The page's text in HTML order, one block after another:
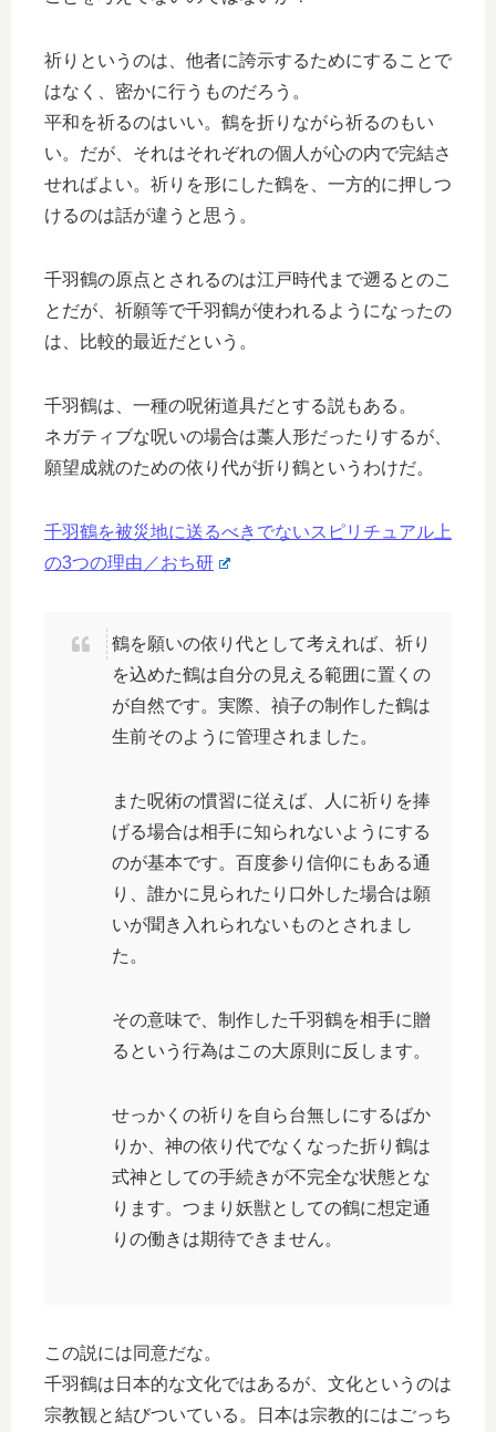
祈りというのは、他者に誇示するためにすることで
はなく、密かに行うものだろう。
平和を祈るのはいい。鶴を折りながら祈るのもい
い。だが、それはそれぞれの個人が心の内で完結さ
せればよい。祈りを形にした鶴を、一方的に押しつ
けるのは話が違うと思う。
千羽鶴の原点とされるのは江戸時代まで遡るとのこ
とだが、祈願等で千羽鶴が使われるようになったの
は、比較的最近だという。
千羽鶴は、一種の呪術道具だとする説もある。
ネガティブな呪いの場合は藁人形だったりするが、
願望成就のための依り代が折り鶴というわけだ。
千羽鶴を被災地に送るべきでないスピリチュアル上
の3つの理由／おち研
鶴を願いの依り代として考えれば、祈り
を込めた鶴は自分の見える範囲に置くの
が自然です。実際、禎子の制作した鶴は
生前そのように管理されました。
また呪術の慣習に従えば、人に祈りを捧
げる場合は相手に知られないようにする
のが基本です。百度参り信仰にもある通
り、誰かに見られたり口外した場合は願
いが聞き入れられないものとされまし
た。
その意味で、制作した千羽鶴を相手に贈
るという行為はこの大原則に反します。
せっかくの祈りを自ら台無しにするばか
りか、神の依り代でなくなった折り鶴は
式神としての手続きが不完全な状態とな
ります。つまり妖獣としての鶴に想定通
りの働きは期待できません。
この説には同意だな。
千羽鶴は日本的な文化ではあるが、文化というのは
宗教観と結びついている。日本は宗教的にはごっち